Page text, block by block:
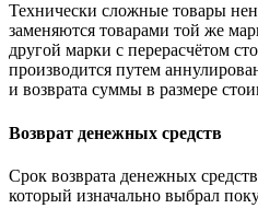
Технически сложные товары
заменяются товарами той же
другой марки с перерасчётом
производится путем
и возврата суммы в размере
Возврат денежных средств
Срок возврата денежных
который изначально выбрал